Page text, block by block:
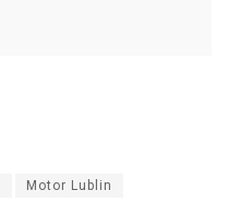
Motor Lublin